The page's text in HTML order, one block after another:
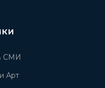
СМИ
Арт